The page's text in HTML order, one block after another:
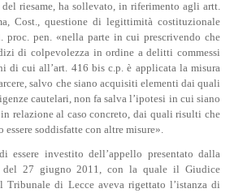
riesame, ha sollevato, in riferimento agli artt.
Cost., questione di legittimità costituzionale
proc. pen. «nella parte in cui prescrivendo che
di colpevolezza in ordine a delitti commessi
di cui all’art. 416 bis c.p. è applicata la misura
salvo che siano acquisiti elementi dai quali
cautelari, non fa salva l’ipotesi in cui siano
relazione al caso concreto, dai quali risulti che
essere soddisfatte con altre misure».
essere investito dell’appello presentato dalla
del 27 giugno 2011, con la quale il Giudice
Tribunale di Lecce aveva rigettato l’istanza di